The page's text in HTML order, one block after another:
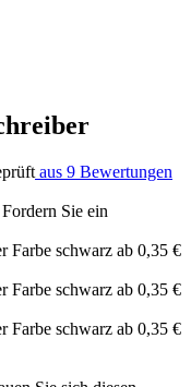
aus 9 Bewertungen
Sie ein